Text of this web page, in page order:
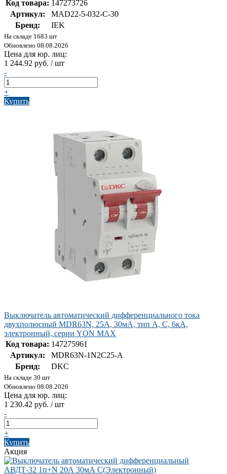
Код товара: 147273726
Артикул:
MAD22-5-032-C-30
Бренд:
IEK
На складе 1683 шт
Обновлено 08.08.2026
Цена для юр. лиц:
1 244.92 руб. / шт
-
+
Купить
Выключатель автоматический дифференциального тока
двухполюсный MDR63N, 25A, 30мА, тип A, C, 6кА,
электронный, серии YON MAX
Код товара: 147275961
Артикул:
MDR63N-1N2C25-A
Бренд:
DKC
На складе 30 шт
Обновлено 08.08.2026
Цена для юр. лиц:
1 230.42 руб. / шт
-
+
Купить
Акция